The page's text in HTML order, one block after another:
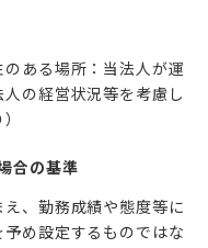
ある場所：当法人が運
の経営状況等を考慮し
合の基準
、勤務成績や態度等に
め設定するものではな